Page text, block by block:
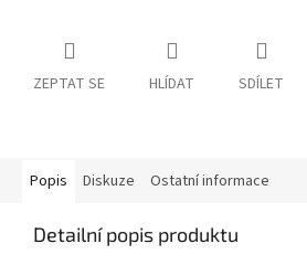
ZEPTAT SE HLÍDAT SDÍLET
Popis Diskuze Ostatní informace
Detailní popis produktu